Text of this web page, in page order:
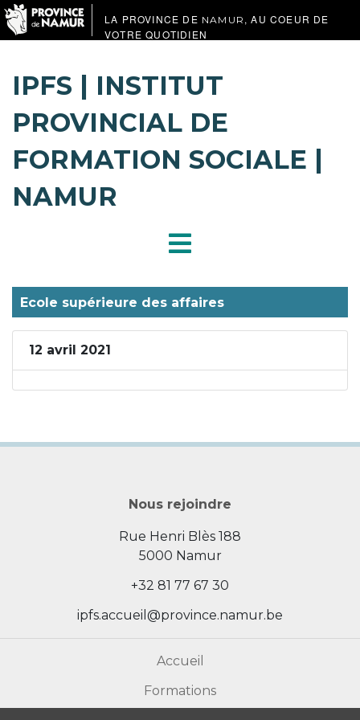
LA PROVINCE DE NAMUR , AU COEUR DE
VOTRE QUOTIDIEN
IPFS | INSTITUT
PROVINCIAL DE
FORMATION SOCIALE |
NAMUR
Ecole supérieure des affaires
12 avril 2021
Nous rejoindre
Rue Henri Blès 188
5000 Namur
+32 81 77 67 30
ipfs.accueil@province.namur.be
Accueil
Formations